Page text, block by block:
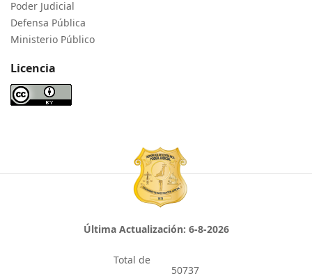
Poder Judicial
Defensa Pública
Ministerio Público
Licencia
Última Actualización: 6-8-2026
Total de
50737